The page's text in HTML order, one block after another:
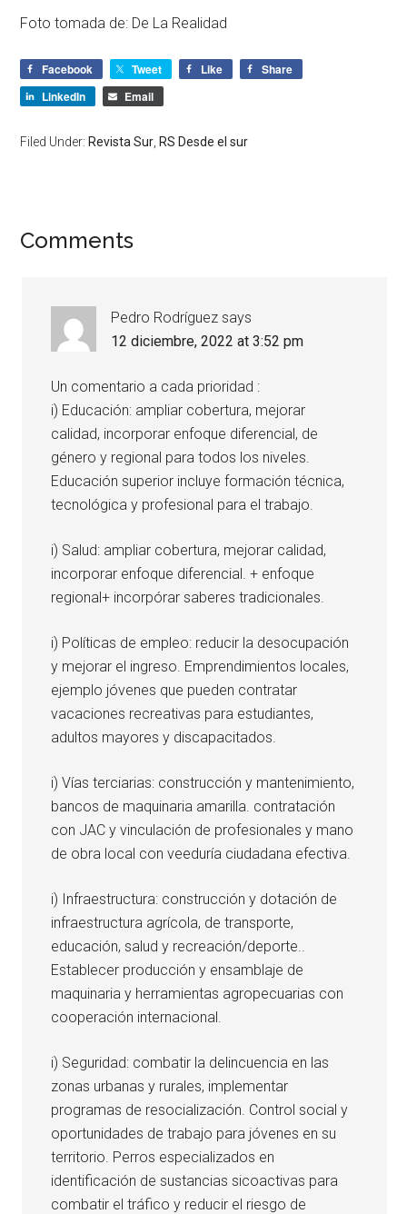
Foto tomada de: De La Realidad
Facebook Tweet Like
Share
LinkedIn
Email
Filed Under: Revista Sur RS Desde el sur
Comments
Pedro Rodríguez says
12 diciembre, 2022 at 3:52 pm
Un comentario a cada prioridad :
i) Educación: ampliar cobertura, mejorar
calidad, incorporar enfoque diferencial, de
género y regional para todos los niveles.
Educación superior incluye formación técnica,
tecnológica y profesional para el trabajo.
i) Salud: ampliar cobertura, mejorar calidad,
incorporar enfoque diferencial. + enfoque
regional+ incorpórar saberes tradicionales.
i) Políticas de empleo: reducir la desocupación
y mejorar el ingreso. Emprendimientos locales,
ejemplo jóvenes que pueden contratar
vacaciones recreativas para estudiantes,
adultos mayores y discapacitados.
i) Vías terciarias: construcción y mantenimiento,
bancos de maquinaria amarilla. contratación
con JAC y vinculación de profesionales y mano
de obra local con veeduría ciudadana efectiva.
i) Infraestructura: construcción y dotación de
infraestructura agrícola, de transporte,
educación, salud y recreación/deporte..
Establecer producción y ensamblaje de
maquinaria y herramientas agropecuarias con
cooperación internacional.
i) Seguridad: combatir la delincuencia en las
zonas urbanas y rurales, implementar
programas de resocialización. Control social y
oportunidades de trabajo para jóvenes en su
territorio. Perros especializados en
identificación de sustancias sicoactivas para
combatir el tráfico y reducir el riesgo de